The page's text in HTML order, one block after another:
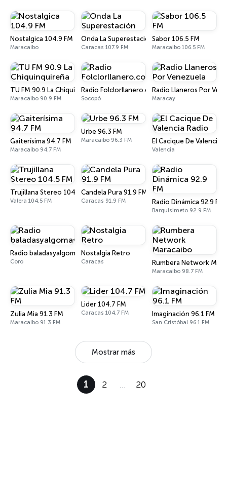
Nostalgica 104.9 FM
Maracaibo
Onda La Superestación
Caracas 107.9 FM
Sabor 106.5 FM
Maracaibo 106.5 FM
TU FM 90.9 La Chiquinquireña
Maracaibo 90.9 FM
Radio Folclorllanero.com
Socopó
Radio Llaneros Por
Maracay
Gaiterísima 94.7 FM
Maracaibo 94.7 FM
Urbe 96.3 FM
Maracaibo 96.3 FM El Cacique De Valencia
Valencia
Trujillana Stereo 104.5 FM
Valera 104.5 FM
Candela Pura 91.9 FM
Caracas 91.9 FM Radio Dinámica 92.9 FM
Barquisimeto 92.9 FM
Radio baladasyalgomas
Coro
Nostalgia Retro
Caracas Rumbera Network
Maracaibo 98.7 FM
Zulia Mia 91.3 FM
Maracaibo 91.3 FM
Lider 104.7 FM
Caracas 104.7 FM Imaginación 96.1 FM
San Cristóbal 96.1 FM
Mostrar más
1 2 … 20